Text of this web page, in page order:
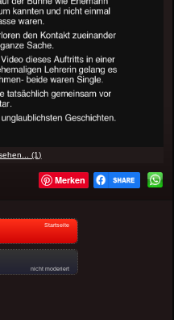
(1)
Merken
Startseite
nicht moderiert